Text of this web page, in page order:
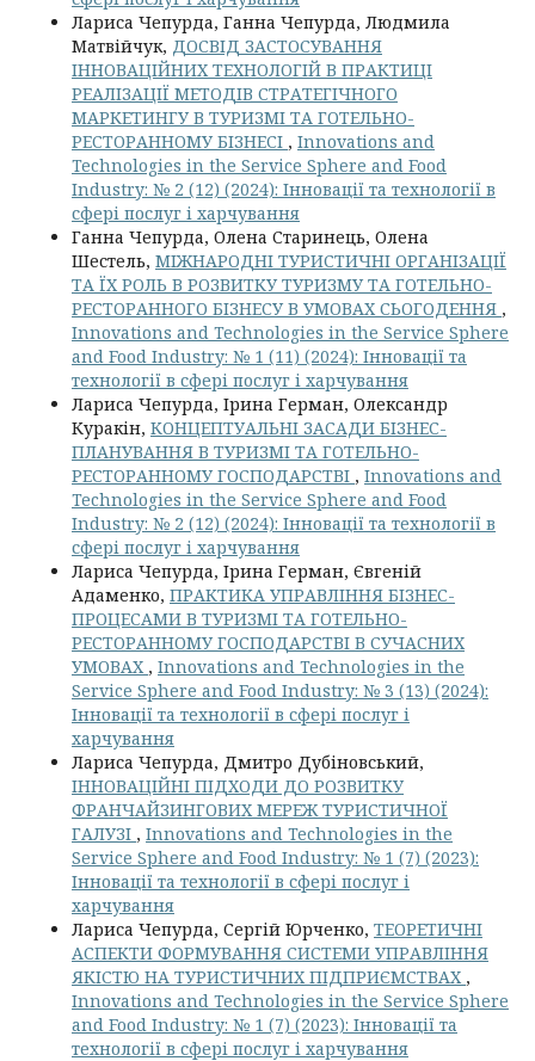
Лариса Чепурда, Ганна Чепурда, Людмила
Матвійчук, ДОСВІД ЗАСТОСУВАННЯ
ІННОВАЦІЙНИХ ТЕХНОЛОГІЙ В ПРАКТИЦІ
РЕАЛІЗАЦІЇ МЕТОДІВ СТРАТЕГІЧНОГО
МАРКЕТИНГУ В ТУРИЗМІ ТА ГОТЕЛЬНО-
РЕСТОРАННОМУ БІЗНЕСІ , Innovations and
Technologies in the Service Sphere and Food
Industry: № 2 (12) (2024): Інновації та технології в
сфері послуг і харчування
Ганна Чепурда, Олена Старинець, Олена
Шестель, МІЖНАРОДНІ ТУРИСТИЧНІ ОРГАНІЗАЦІЇ
ТА ЇХ РОЛЬ В РОЗВИТКУ ТУРИЗМУ ТА ГОТЕЛЬНО-
РЕСТОРАННОГО БІЗНЕСУ В УМОВАХ СЬОГОДЕННЯ ,
Innovations and Technologies in the Service Sphere
and Food Industry: № 1 (11) (2024): Інновації та
технології в сфері послуг і харчування
Лариса Чепурда, Ірина Герман, Олександр
Куракін, КОНЦЕПТУАЛЬНІ ЗАСАДИ БІЗНЕС-
ПЛАНУВАННЯ В ТУРИЗМІ ТА ГОТЕЛЬНО-
РЕСТОРАННОМУ ГОСПОДАРСТВІ , Innovations and
Technologies in the Service Sphere and Food
Industry: № 2 (12) (2024): Інновації та технології в
сфері послуг і харчування
Лариса Чепурда, Ірина Герман, Євгеній
Адаменко, ПРАКТИКА УПРАВЛІННЯ БІЗНЕС-
ПРОЦЕСАМИ В ТУРИЗМІ ТА ГОТЕЛЬНО-
РЕСТОРАННОМУ ГОСПОДАРСТВІ В СУЧАСНИХ
УМОВАХ , Innovations and Technologies in the
Service Sphere and Food Industry: № 3 (13) (2024):
Інновації та технології в сфері послуг і
харчування
Лариса Чепурда, Дмитро Дубіновський,
ІННОВАЦІЙНІ ПІДХОДИ ДО РОЗВИТКУ
ФРАНЧАЙЗИНГОВИХ МЕРЕЖ ТУРИСТИЧНОЇ
ГАЛУЗІ , Innovations and Technologies in the
Service Sphere and Food Industry: № 1 (7) (2023):
Інновації та технології в сфері послуг і
харчування
Лариса Чепурда, Сергій Юрченко, ТЕОРЕТИЧНІ
АСПЕКТИ ФОРМУВАННЯ СИСТЕМИ УПРАВЛІННЯ
ЯКІСТЮ НА ТУРИСТИЧНИХ ПІДПРИЄМСТВАХ ,
Innovations and Technologies in the Service Sphere
and Food Industry: № 1 (7) (2023): Інновації та
технології в сфері послуг і харчування